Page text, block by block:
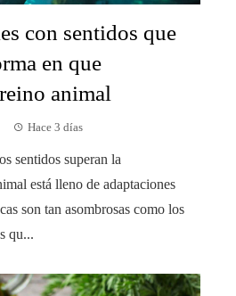
con sentidos que
en que
animal
Hace 3 días
sentidos superan la
está lleno de adaptaciones
son tan asombrosas como los
qu...